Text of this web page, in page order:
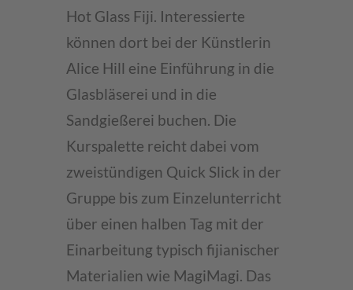
Hot Glass Fiji. Interessierte
können dort bei der Künstlerin
Alice Hill eine Einführung in die
Glasbläserei und in die
Sandgießerei buchen. Die
Kurspalette reicht dabei vom
zweistündigen Quick Slick in der
Gruppe bis zum Einzelunterricht
über einen halben Tag mit der
Einarbeitung typisch fijianischer
Materialien wie MagiMagi. Das